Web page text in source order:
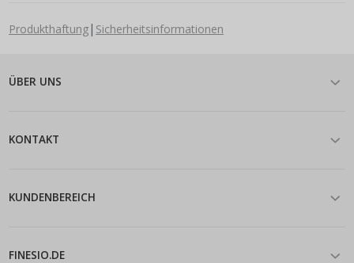
Produkthaftung| Sicherheitsinformationen
ÜBER UNS
KONTAKT
KUNDENBEREICH
FINESIO.DE